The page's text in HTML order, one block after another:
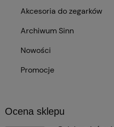
Akcesoria do zegarków
Archiwum Sinn
Nowości
Promocje
Ocena sklepu